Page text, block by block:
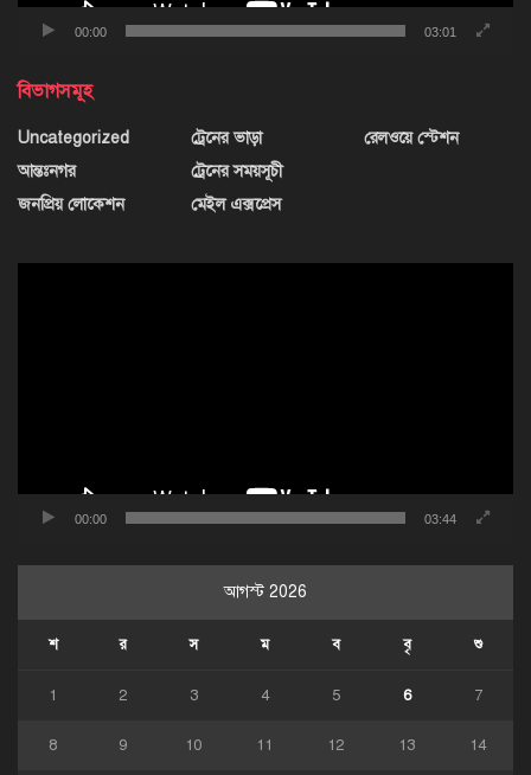
00:00 03:01
বিভাগসমূহ
Uncategorized
আন্তঃনগর
জনপ্রিয় লোকেশন
ট্রেনের ভাড়া
ট্রেনের সময়সূচী
মেইল এক্সপ্রেস
রেলওয়ে স্টেশন
00:00 03:44
আগস্ট 2026
শ র স ম ব বৃ শু
1 2 3 4 5 6 7
8 9 10 11 12 13 14